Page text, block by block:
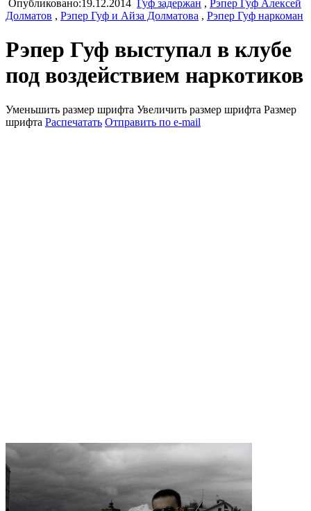
Опубликовано:19.12.2014 Гуф задержан , Рэпер Гуф Алексей
Долматов , Рэпер Гуф и Айза Долматова , Рэпер Гуф наркоман
Рэпер Гуф выступал в клубе
под воздействием наркотиков
Уменьшить размер шрифта Увеличить размер шрифта Размер
шрифта Распечатать Отправить по e-mail